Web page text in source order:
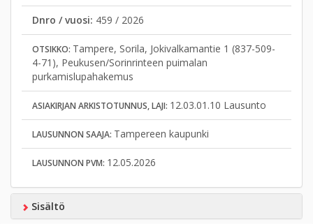
Dnro / vuosi: 459 / 2026
OTSIKKO: Tampere, Sorila, Jokivalkamantie 1 (837-509-
4-71), Peukusen/Sorinrinteen puimalan
purkamislupahakemus
ASIAKIRJAN ARKISTOTUNNUS, LAJI: 12.03.01.10 Lausunto
LAUSUNNON SAAJA: Tampereen kaupunki
LAUSUNNON PVM: 12.05.2026
Sisältö